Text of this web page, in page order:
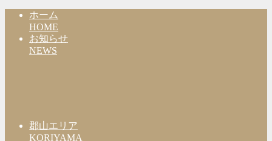
ホーム
HOME
お知らせ
NEWS
郡山エリア
KORIYAMA